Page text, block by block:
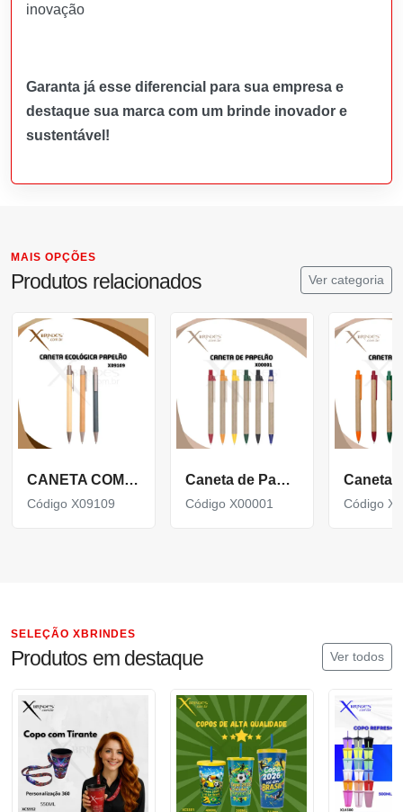
inovação
Garanta já esse diferencial para sua empresa e
destaque sua marca com um brinde inovador e
sustentável!
MAIS OPÇÕES
Produtos relacionados Ver categoria
CANETA COM CORPO EM PAPELÃO, PONTEIRA E CLIP EM PLÁSTICO ABS X09109
Código X09109
Caneta de Papelão Reciclado com detalhes Coloridos X00001
Código X00001 Código
SELEÇÃO XBRINDES
Produtos em destaque Ver todos